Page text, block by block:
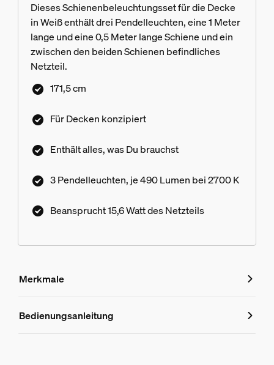
Dieses Schienenbeleuchtungsset für die Decke
in Weiß enthält drei Pendelleuchten, eine 1 Meter
lange und eine 0,5 Meter lange Schiene und ein
zwischen den beiden Schienen befindliches
Netzteil.
171,5 cm
Für Decken konzipiert
Enthält alles, was Du brauchst
3 Pendelleuchten, je 490 Lumen bei 2700 K
Beansprucht 15,6 Watt des Netzteils
Merkmale
Merkmale
Bedienungsanleitung